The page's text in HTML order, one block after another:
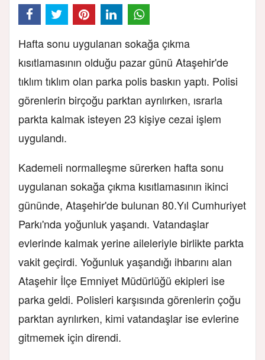
Hafta sonu uygulanan sokağa çıkma
kısıtlamasının olduğu pazar günü Ataşehir'de
tıklım tıklım olan parka polis baskın yaptı. Polisi
görenlerin birçoğu parktan ayrılırken, ısrarla
parkta kalmak isteyen 23 kişiye cezai işlem
uygulandı.
Kademeli normalleşme sürerken hafta sonu
uygulanan sokağa çıkma kısıtlamasının ikinci
gününde, Ataşehir'de bulunan 80.Yıl Cumhuriyet
Parkı'nda yoğunluk yaşandı. Vatandaşlar
evlerinde kalmak yerine aileleriyle birlikte parkta
vakit geçirdi. Yoğunluk yaşandığı ihbarını alan
Ataşehir İlçe Emniyet Müdürlüğü ekipleri ise
parka geldi. Polisleri karşısında görenlerin çoğu
parktan ayrılırken, kimi vatandaşlar ise evlerine
gitmemek için direndi.